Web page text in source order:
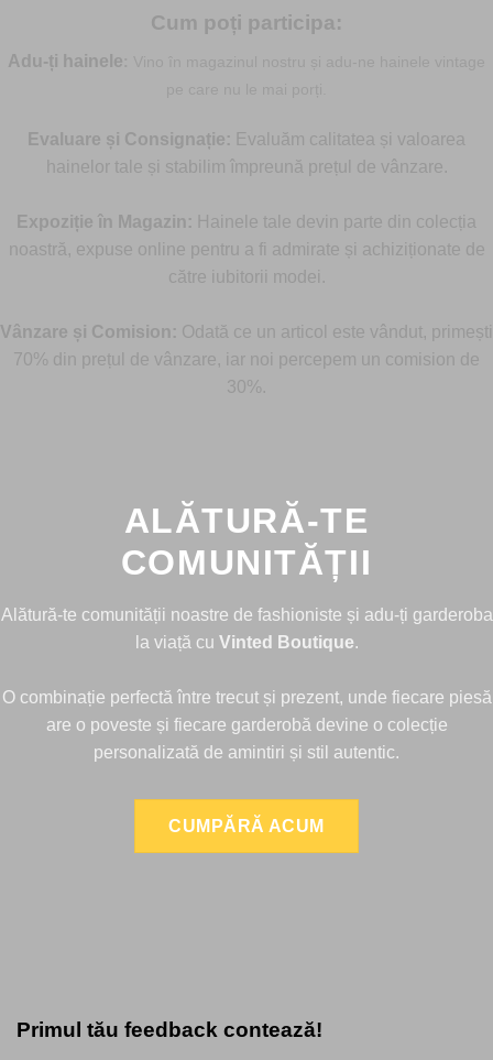
Cum poți participa:
Adu-ți hainele
Evaluare și Consignație: Evaluăm calitatea și valoarea
hainelor tale și stabilim împreună prețul de vânzare.
Expoziție în Magazin: Hainele tale devin parte din colecția
noastră, expuse online pentru a fi admirate și achiziționate de
către iubitorii modei.
Vânzare și Comision: Odată ce un articol este vândut, primești
70% din prețul de vânzare, iar noi percepem un comision de
30%.
ALĂTURĂ-TE
COMUNITĂȚII
Alătură-te comunității noastre de fashioniste și adu-ți garderoba
la viață cu Vinted Boutique.
O combinație perfectă între trecut și prezent, unde fiecare piesă
are o poveste și fiecare garderobă devine o colecție
personalizată de amintiri și stil autentic.
CUMPĂRĂ ACUM
Primul tău feedback contează!